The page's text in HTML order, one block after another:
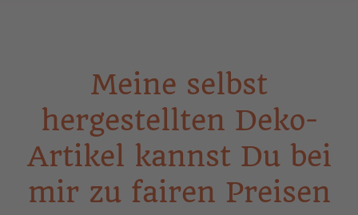
Meine selbst
hergestellten Deko-
Artikel kannst Du bei
mir zu fairen Preisen